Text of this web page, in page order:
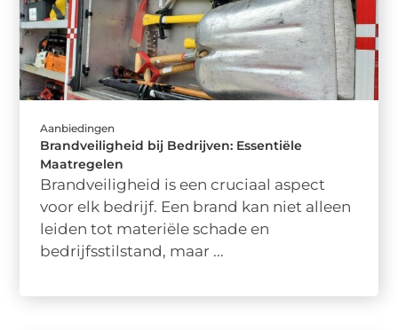
Aanbiedingen
Brandveiligheid bij Bedrijven: Essentiële
Maatregelen
Brandveiligheid is een cruciaal aspect
voor elk bedrijf. Een brand kan niet alleen
leiden tot materiële schade en
bedrijfsstilstand, maar ...